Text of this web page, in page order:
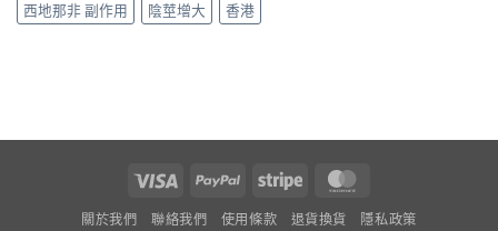
西地那非 副作用
陰莖增大 香港
Visa PayPal Stripe
關於我們 聯絡我們 使用條款 退貨換貨 隱私政策